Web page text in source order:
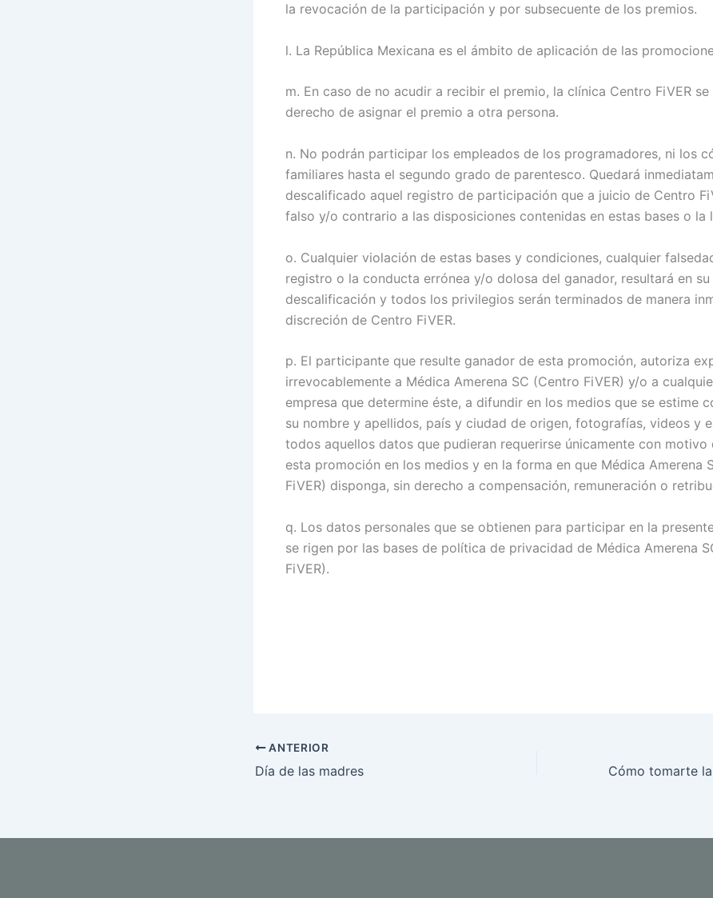
la revocación de la participación y por subsecuente de los premios.
l. La República Mexicana es el ámbito de aplicación de las
m. En caso de no acudir a recibir el premio, la clínica Centro FiVER se
derecho de asignar el premio a otra persona.
n. No podrán participar los empleados de los programadores, ni los
familiares hasta el segundo grado de parentesco. Quedará
descalificado aquel registro de participación que a juicio de Centro
falso y/o contrario a las disposiciones contenidas en estas bases o la
o. Cualquier violación de estas bases y condiciones, cualquier
registro o la conducta errónea y/o dolosa del ganador, resultará en su
descalificación y todos los privilegios serán terminados de manera
discreción de Centro FiVER.
p. El participante que resulte ganador de esta promoción, autoriza
irrevocablemente a Médica Amerena SC (Centro FiVER) y/o a
empresa que determine éste, a difundir en los medios que se estime
su nombre y apellidos, país y ciudad de origen, fotografías, videos y
todos aquellos datos que pudieran requerirse únicamente con motivo
esta promoción en los medios y en la forma en que Médica Amerena
FiVER) disponga, sin derecho a compensación, remuneración o
q. Los datos personales que se obtienen para participar en la
se rigen por las bases de política de privacidad de Médica Amerena
FiVER).
ANTERIOR
Día de las madres